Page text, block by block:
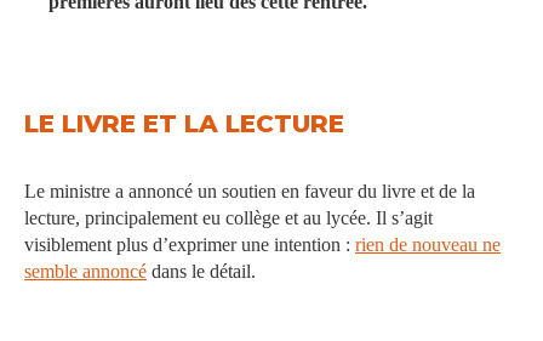
LE LIVRE ET LA LECTURE
Le ministre a annoncé un soutien en faveur du livre et de la
lecture, principalement eu collège et au lycée. Il s’agit
visiblement plus d’exprimer une intention : rien de nouveau ne
semble annoncé dans le détail.